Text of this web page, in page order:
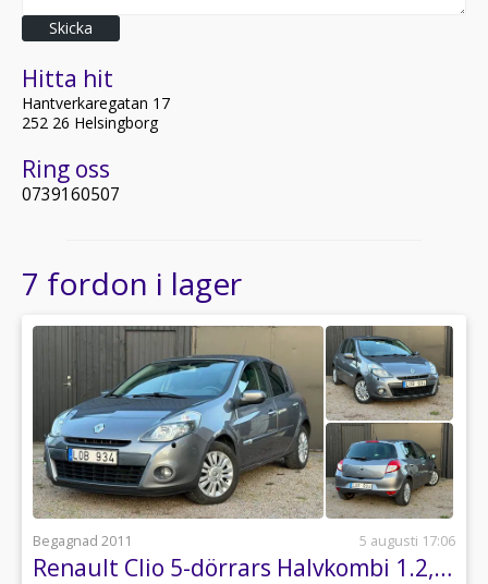
Skicka
Hitta hit
Hantverkaregatan 17
252 26 Helsingborg
Ring oss
0739160507
7 fordon i lager
Begagnad 2011 5 augusti 17:06
Renault Clio 5-dörrars Halvkombi 1.2, Besiktigad,Ny kamrem. Få ägare